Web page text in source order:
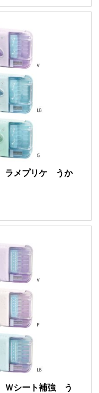
ラメプリケ うか
Ｗシート補強 う